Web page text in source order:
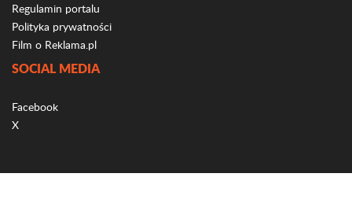
Regulamin portalu
Polityka prywatności
Film o Reklama.pl
SOCIAL MEDIA
Facebook
X